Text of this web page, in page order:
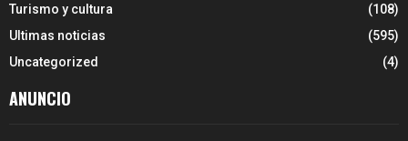
Turismo y cultura
(108)
Ultimas noticias
(595)
Uncategorized
(4)
ANUNCIO